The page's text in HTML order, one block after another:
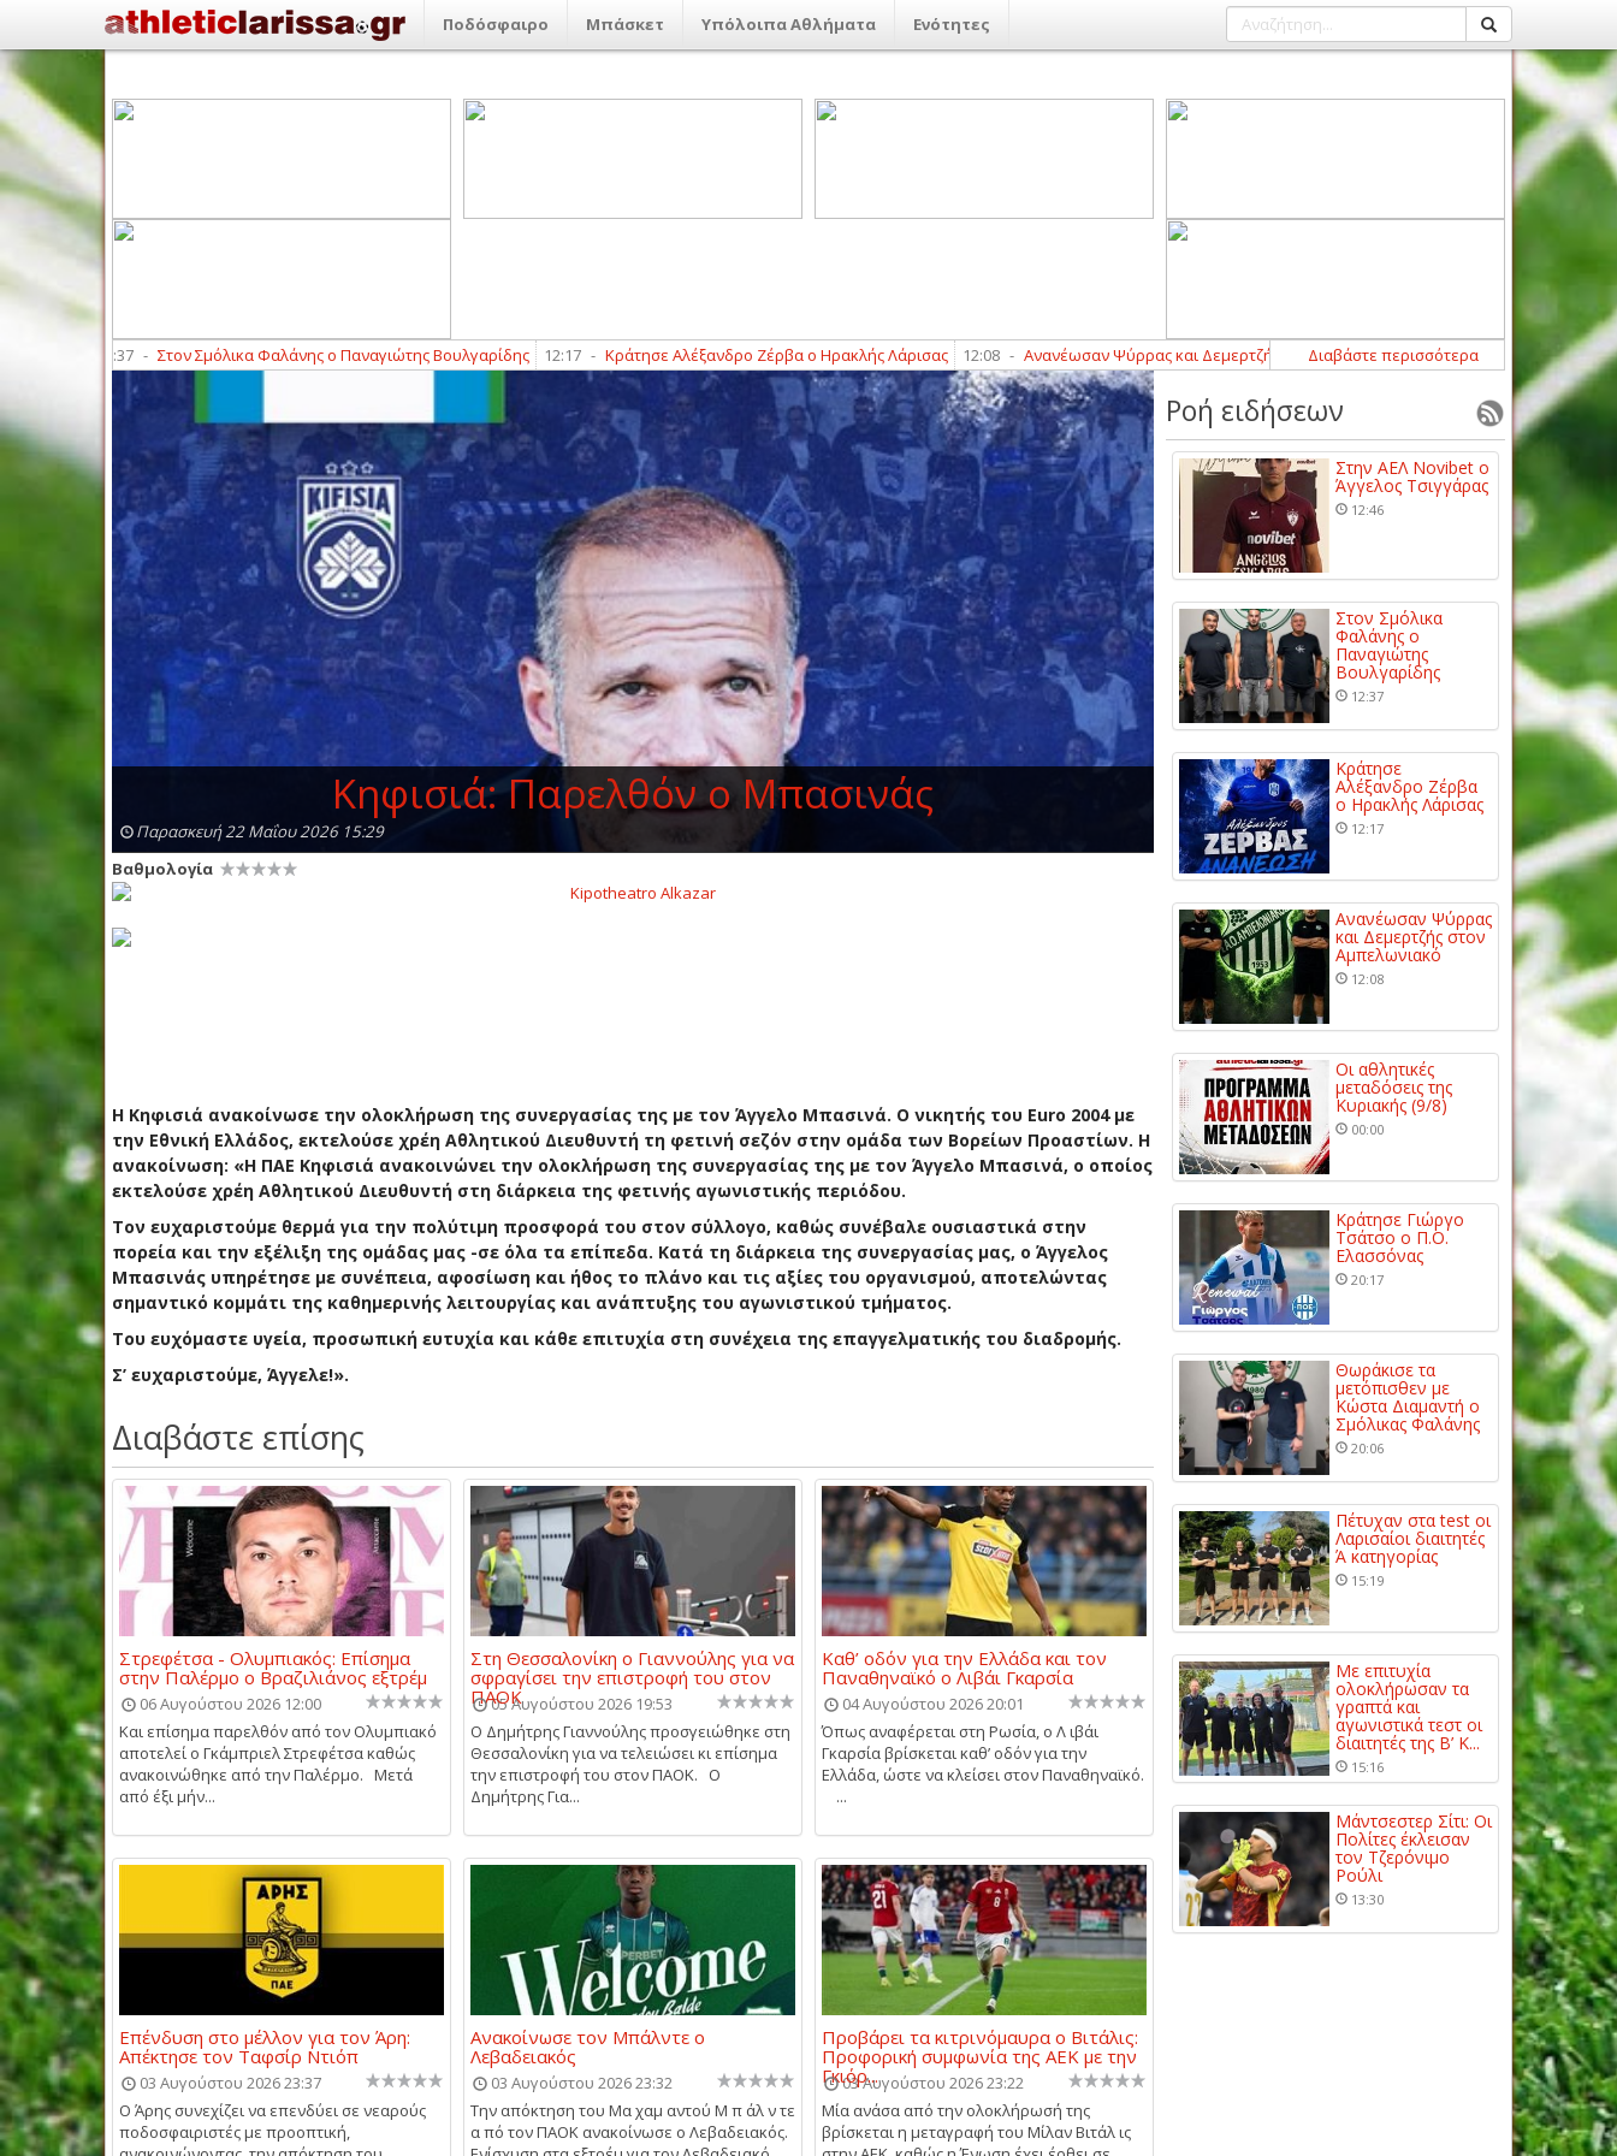
Ποδόσφαιρο Μπάσκετ Υπόλοιπα Αθλήματα Ενότητες
Στον Σμόλικα Φαλάνης ο Παναγιώτης Βουλγαρίδης 12:17 - Κράτησε Αλέξανδρο Ζέρβα ο Ηρακλής Λάρισας 12:08 - Ανανέωσαν Ψύρρας και Δεμερτζής στον Αμπελωνιακό 00:00 - Οι αθλητικές
Διαβάστε περισσότερα
Κηφισιά: Παρελθόν ο Μπασινάς
Παρασκευή 22 Μαΐου 2026 15:29
Βαθμολογία
Η Κηφισιά ανακοίνωσε την ολοκλήρωση της συνεργασίας της με τον Άγγελο Μπασινά. Ο νικητής του Euro 2004 με
την Εθνική Ελλάδος, εκτελούσε χρέη Αθλητικού Διευθυντή τη φετινή σεζόν στην ομάδα των Βορείων Προαστίων. H
ανακοίνωση: «Η ΠΑΕ Κηφισιά ανακοινώνει την ολοκλήρωση της συνεργασίας της με τον Άγγελο Μπασινά, ο οποίος
εκτελούσε χρέη Αθλητικού Διευθυντή στη διάρκεια της φετινής αγωνιστικής περιόδου.
Τον ευχαριστούμε θερμά για την πολύτιμη προσφορά του στον σύλλογο, καθώς συνέβαλε ουσιαστικά στην
πορεία και την εξέλιξη της ομάδας μας -σε όλα τα επίπεδα. Κατά τη διάρκεια της συνεργασίας μας, ο Άγγελος
Μπασινάς υπηρέτησε με συνέπεια, αφοσίωση και ήθος το πλάνο και τις αξίες του οργανισμού, αποτελώντας
σημαντικό κομμάτι της καθημερινής λειτουργίας και ανάπτυξης του αγωνιστικού τμήματος.
Του ευχόμαστε υγεία, προσωπική ευτυχία και κάθε επιτυχία στη συνέχεια της επαγγελματικής του διαδρομής.
Σ’ ευχαριστούμε, Άγγελε!».
Διαβάστε επίσης
Στρεφέτσα - Ολυμπιακός: Επίσημα
στην Παλέρμο ο Βραζιλιάνος εξτρέμ
06 Αυγούστου 2026 12:00
Και επίσημα παρελθόν από τον Ολυμπιακό
αποτελεί ο Γκάμπριελ Στρεφέτσα καθώς
ανακοινώθηκε από την Παλέρμο. Μετά
από έξι μήν...
Στη Θεσσαλονίκη ο Γιαννούλης για να
σφραγίσει την επιστροφή του στον
ΠΑΟΚ
05 Αυγούστου 2026 19:53
Ο Δημήτρης Γιαννούλης προσγειώθηκε στη
Θεσσαλονίκη για να τελειώσει κι επίσημα
την επιστροφή του στον ΠΑΟΚ. Ο
Δημήτρης Για...
Καθ’ οδόν για την Ελλάδα και τον
Παναθηναϊκό ο Λιβάι Γκαρσία
04 Αυγούστου 2026 20:01
Όπως αναφέρεται στη Ρωσία, ο Λ ιβάι
Γκαρσία βρίσκεται καθ’ οδόν για την
Ελλάδα, ώστε να κλείσει στον Παναθηναϊκό.
...
Επένδυση στο μέλλον για τον Άρη:
Απέκτησε τον Ταφσίρ Ντιόπ
03 Αυγούστου 2026 23:37
Ο Άρης συνεχίζει να επενδύει σε νεαρούς
ποδοσφαιριστές με προοπτική,
Ανακοίνωσε τον Μπάλντε ο
Λεβαδειακός
03 Αυγούστου 2026 23:32
Την απόκτηση του Μα χαμ αντού Μ π άλ ν τε
α πό τον ΠΑΟΚ ανακοίνωσε ο Λεβαδειακός.
Προβάρει τα κιτρινόμαυρα ο Βιτάλις:
Προφορική συμφωνία της ΑΕΚ με την
Γκιόρ...
03 Αυγούστου 2026 23:22
Μία ανάσα από την ολοκλήρωσή της
βρίσκεται η μεταγραφή του Μίλαν Βιτάλ ις
Ροή ειδήσεων
Στην ΑΕΛ Novibet ο
Άγγελος Τσιγγάρας
12:46
Στον Σμόλικα
Φαλάνης ο
Παναγιώτης
Βουλγαρίδης
12:37
Κράτησε
Αλέξανδρο Ζέρβα
ο Ηρακλής Λάρισας
12:17
Ανανέωσαν Ψύρρας
και Δεμερτζής στον
Αμπελωνιακό
12:08
Οι αθλητικές
μεταδόσεις της
Κυριακής (9/8)
00:00
Κράτησε Γιώργο
Τσάτσο ο Π.Ο.
Ελασσόνας
20:17
Θωράκισε τα
μετόπισθεν με
Κώστα Διαμαντή ο
Σμόλικας Φαλάνης
20:06
Πέτυχαν στα test οι
Λαρισαίοι διαιτητές
Ά κατηγορίας
15:19
Με επιτυχία
ολοκλήρωσαν τα
γραπτά και
αγωνιστικά τεστ οι
διαιτητές της Β’ Κ...
15:16
Μάντσεστερ Σίτι: Οι
Πολίτες έκλεισαν
τον Τζερόνιμο
Ρούλι
13:30